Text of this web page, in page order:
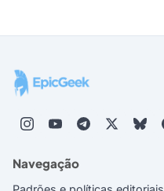
Navegação